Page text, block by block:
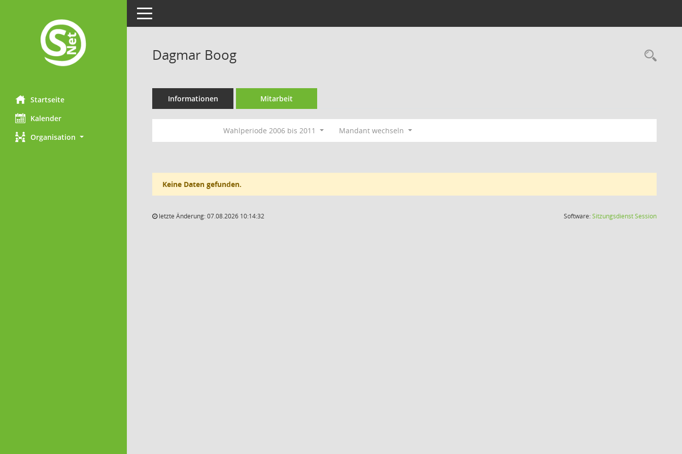
Startseite
Kalender
Organisation
Toggle navigation
Dagmar Boog
Informationen Mitarbeit
Wahlperiode 2006 bis 2011 Mandant wechseln
Keine Daten gefunden.
letzte Änderung: 07.08.2026 10:14:32 Software:SitzungsdienstSession(Wird in